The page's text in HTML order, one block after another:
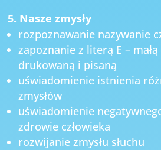
5. Nasze zmysły
rozpoznawanie nazywanie
zapoznanie z literą E –
drukowaną i pisaną
uświadomienie istnienia
zmysłów
uświadomienie
zdrowie człowieka
rozwijanie zmysłu słuchu